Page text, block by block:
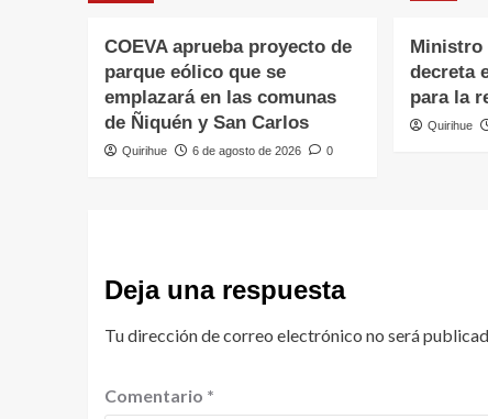
COEVA aprueba proyecto de
parque eólico que se
emplazará en las comunas
de Ñiquén y San Carlos
Quirihue 6 de agosto de 2026 0
decreta
para la
Quirihue
Deja una respuesta
Tu dirección de correo electrónico no será
Comentario *